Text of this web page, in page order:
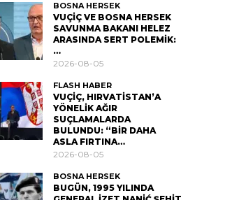
BOSNA HERSEK
VUÇİÇ VE BOSNA HERSEK
SAVUNMA BAKANI HELEZ
ARASINDA SERT POLEMİK:
…
2026-08-05
FLASH HABER
VUÇİÇ, HIRVATİSTAN’A
YÖNELİK AĞIR
SUÇLAMALARDA
BULUNDU: “BİR DAHA
ASLA FIRTINA…
2026-08-05
BOSNA HERSEK
BUGÜN, 1995 YILINDA